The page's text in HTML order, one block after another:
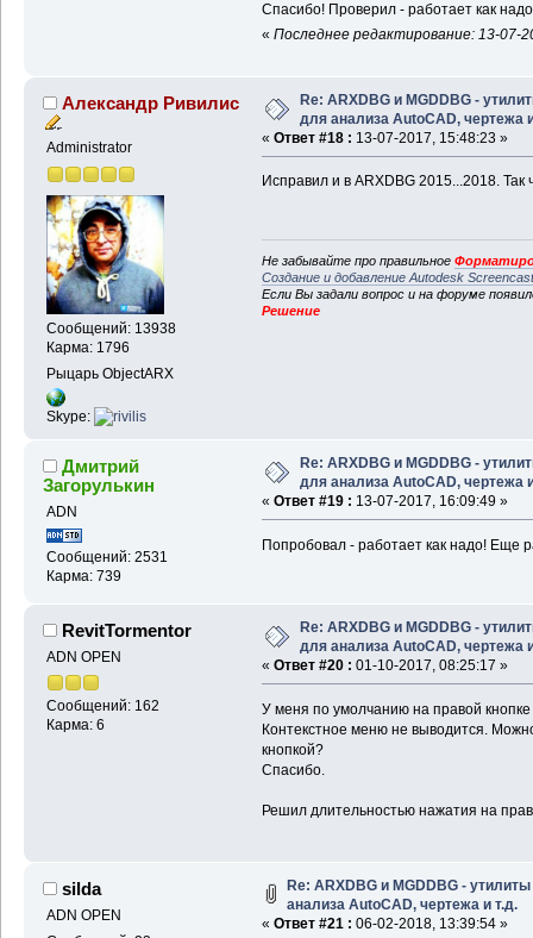
Спасибо! Проверил - работает как
« Последнее редактирование: 13-07-
Александр Ривилис
Administrator
Сообщений: 13938
Карма: 1796
Рыцарь ObjectARX
Skype:
Re: ARXDBG и MGDDBG -
для анализа AutoCAD, чертежа
« Ответ #18 : 13-07-2017, 15:48:23 »
Исправил и в ARXDBG 2015...2018.
Не забывайте про правильное
Создание и добавление Autodesk
Если Вы задали вопрос и на форуме
Решение
Дмитрий
Загорулькин
ADN
Сообщений: 2531
Карма: 739
Re: ARXDBG и MGDDBG -
для анализа AutoCAD, чертежа
« Ответ #19 : 13-07-2017, 16:09:49 »
Попробовал - работает как надо! Еще
RevitTormentor
ADN OPEN
Сообщений: 162
Карма: 6
Re: ARXDBG и MGDDBG -
для анализа AutoCAD, чертежа
« Ответ #20 : 01-10-2017, 08:25:17 »
У меня по умолчанию на правой
Контекстное меню не выводится.
кнопкой?
Спасибо.
Решил длительностью нажатия на
silda
ADN OPEN
Re: ARXDBG и MGDDBG -
анализа AutoCAD, чертежа и т.д.
« Ответ #21 : 06-02-2018, 13:39:54 »